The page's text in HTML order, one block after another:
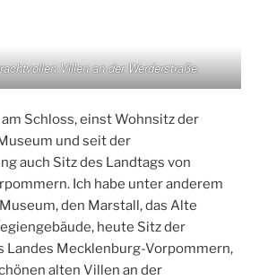
Villen an der Werderstraße
Schloss, einst Wohnsitz der
und seit der
auch Sitz des Landtags von
Ich habe unter anderem
den Marstall, das Alte
heute Sitz der
Landes Mecklenburg-Vorpommern,
alten Villen an der